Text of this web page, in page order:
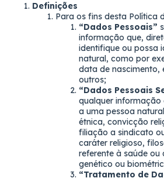
Definições
Para os fins desta Política
“Dados Pessoais”
informação que,
identifique ou possa
natural, como por
data de nascimento,
outros;
“Dados Pessoais
qualquer informação
a uma pessoa
étnica, convicção
filiação a sindicato
caráter religioso,
referente à saúde
genético ou
“Tratamento de